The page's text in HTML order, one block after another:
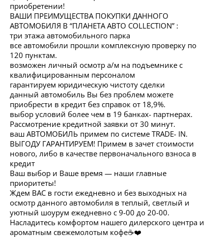
приобретении!
ВАШИ ПРЕИМУЩЕСТВА ПОКУПКИ ДАННОГО
АВТОМОБИЛЯ В “ПЛАНЕТА АВТО COLLECTION” :
три этажа автомобильного парка
все автомобили прошли комплексную проверку по
120 пунктам.
возможен личный осмотр а/м на подъемнике с
квалифицированным персоналом
гарантируем юридическую чистоту сделки
данный автомобиль Вы без проблем можете
приобрести в кредит без справок от 18,9%.
выбор условий более чем в 19 банках- партнерах.
Рассмотрение кредитной заявки от 30 минут.
ваш АВТОМОБИЛЬ примем по системе TRADE- IN.
ВЫГОДУ ГАРАНТИРУЕМ! Примем в зачет стоимости
нового, либо в качестве первоначального взноса в
кредит
Ваш выбор и Ваше время — наши главные
приоритеты!
Ждем ВАС в гости ежедневно и без выходных на
осмотр данного автомобиля в теплый, светлый и
уютный шоурум ежедневно с 9-00 до 20-00.
Насладитесь комфортом нашего дилерского центра и
ароматным свежемолотым кофе☕️❤️